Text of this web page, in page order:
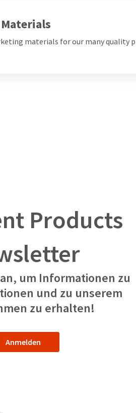
materials for our many quality
Products
um Informationen zu
und zu unserem
zu erhalten!
Anmelden